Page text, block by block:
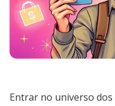
Entrar no universo